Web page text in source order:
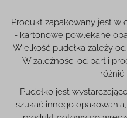
Produkt zapakowany jest w
- kartonowe powlekane
Wielkość pudełka zależy
W zależności od partii
różnić
Pudełko jest
szukać innego